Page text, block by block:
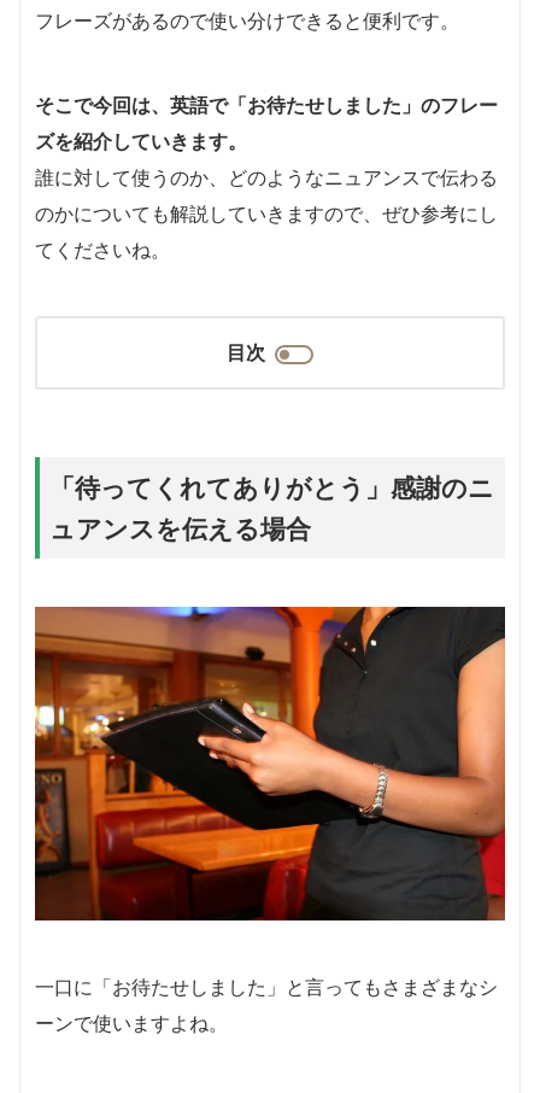
フレーズがあるので使い分けできると便利です。
そこで今回は、英語で「お待たせしました」のフレー
ズを紹介していきます。
誰に対して使うのか、どのようなニュアンスで伝わる
のかについても解説していきますので、ぜひ参考にし
てくださいね。
目次
「待ってくれてありがとう」感謝のニ
ュアンスを伝える場合
一口に「お待たせしました」と言ってもさまざまなシ
ーンで使いますよね。